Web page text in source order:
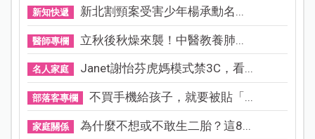
新知快遞 新北割頸案受害少年楊承勳名...
醫師專欄 立秋後秋燥來襲！中醫教養肺...
名人家庭 Janet謝怡芬虎媽模式禁3C，看...
部落客專欄 不買手機給孩子，就要被貼「...
家庭關係 為什麼不想或不敢生二胎？這8...